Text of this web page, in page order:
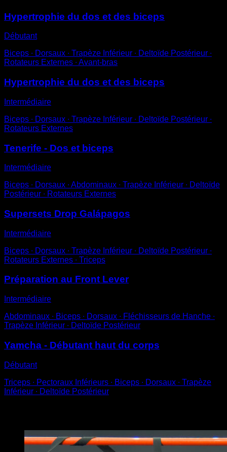
Hypertrophie du dos et des biceps
Débutant
Biceps ∙ Dorsaux ∙ Trapèze Inférieur ∙ Deltoïde Postérieur ∙
Rotateurs Externes ∙ Avant-bras
Hypertrophie du dos et des biceps
Intermédiaire
Biceps ∙ Dorsaux ∙ Trapèze Inférieur ∙ Deltoïde Postérieur ∙
Rotateurs Externes
Tenerife - Dos et biceps
Intermédiaire
Biceps ∙ Dorsaux ∙ Abdominaux ∙ Trapèze Inférieur ∙ Deltoïde
Postérieur ∙ Rotateurs Externes
Supersets Drop Galápagos
Intermédiaire
Biceps ∙ Dorsaux ∙ Trapèze Inférieur ∙ Deltoïde Postérieur ∙
Rotateurs Externes ∙ Triceps
Préparation au Front Lever
Intermédiaire
Abdominaux ∙ Biceps ∙ Dorsaux ∙ Fléchisseurs de Hanche ∙
Trapèze Inférieur ∙ Deltoïde Postérieur
Yamcha - Débutant haut du corps
Débutant
Triceps ∙ Pectoraux Inférieurs ∙ Biceps ∙ Dorsaux ∙ Trapèze
Inférieur ∙ Deltoïde Postérieur